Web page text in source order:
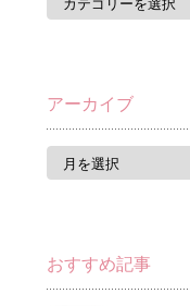
アーカイブ
ア
おすすめ記事